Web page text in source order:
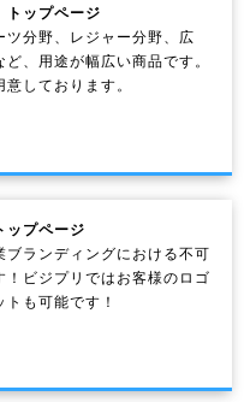
ップページ
ツ分野、レジャー分野、広
、用途が幅広い商品です。
しております。
プページ
ブランディングにおける不可
！ビジプリではお客様のロゴ
も可能です！